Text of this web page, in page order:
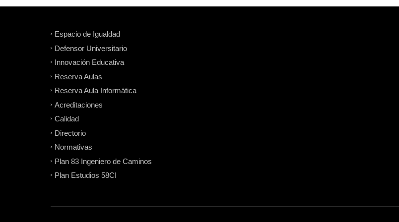
Espacio de Igualdad
Defensor Universitario
Innovación Educativa
Reserva Aulas
Reserva Aula Informática
Acreditaciones
Calidad
Directorio
Normativas
Plan 83 Ingeniero de Caminos
Plan Estudios 58CI